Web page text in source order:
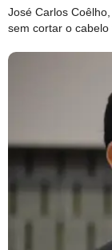
José Carlos
sem cortar o